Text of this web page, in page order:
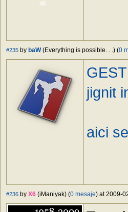
#235 by baW(Everything is possible. . .) (0
jignit
aici
#236 by X6 (iManiyak) (0 mesaje) at 2009-